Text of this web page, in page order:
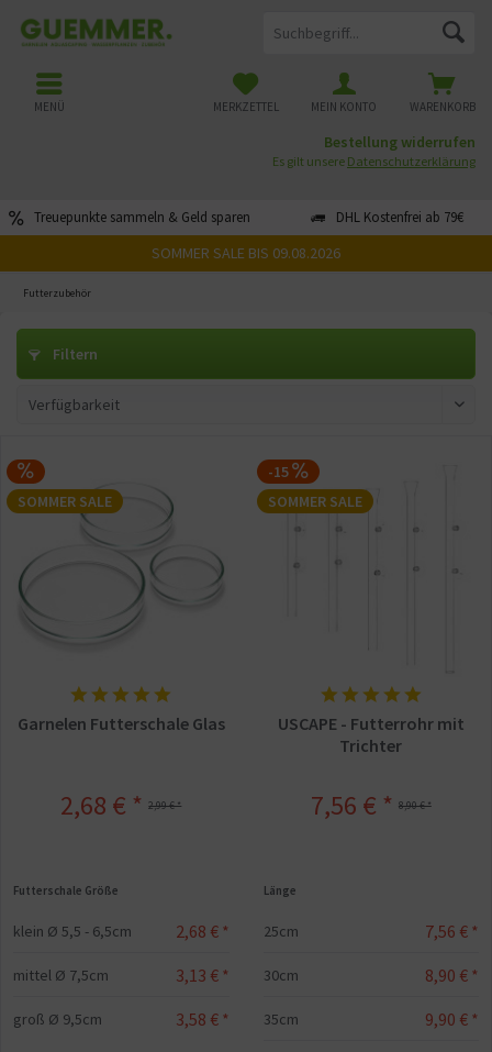
Treuepunkte sammeln & Geld sparen DHL Kostenfrei ab 79€
WARENKORB
MERKZETTEL MEIN KONTO
MENÜ
Bestellung widerrufen
Es gilt unsere Datenschutzerklärung
SOMMER SALE BIS 09.08.2026
Futterzubehör
Filtern
SOMMER SALE
Garnelen Futterschale Glas
2,68 € * 2,99 € *
Futterschale Größe
klein Ø 5,5 - 6,5cm 2,68 € *
mittel Ø 7,5cm 3,13 € *
groß Ø 9,5cm 3,58 € *
-15
SOMMER SALE
USCAPE - Futterrohr mit
Trichter
7,56 € * 8,90 € *
Länge
25cm 7,56 € *
30cm 8,90 € *
35cm 9,90 € *